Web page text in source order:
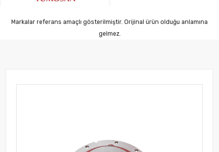
Markalar referans amaçlı gösterilmiştir. Orijinal ürün olduğu anlamına
gelmez.